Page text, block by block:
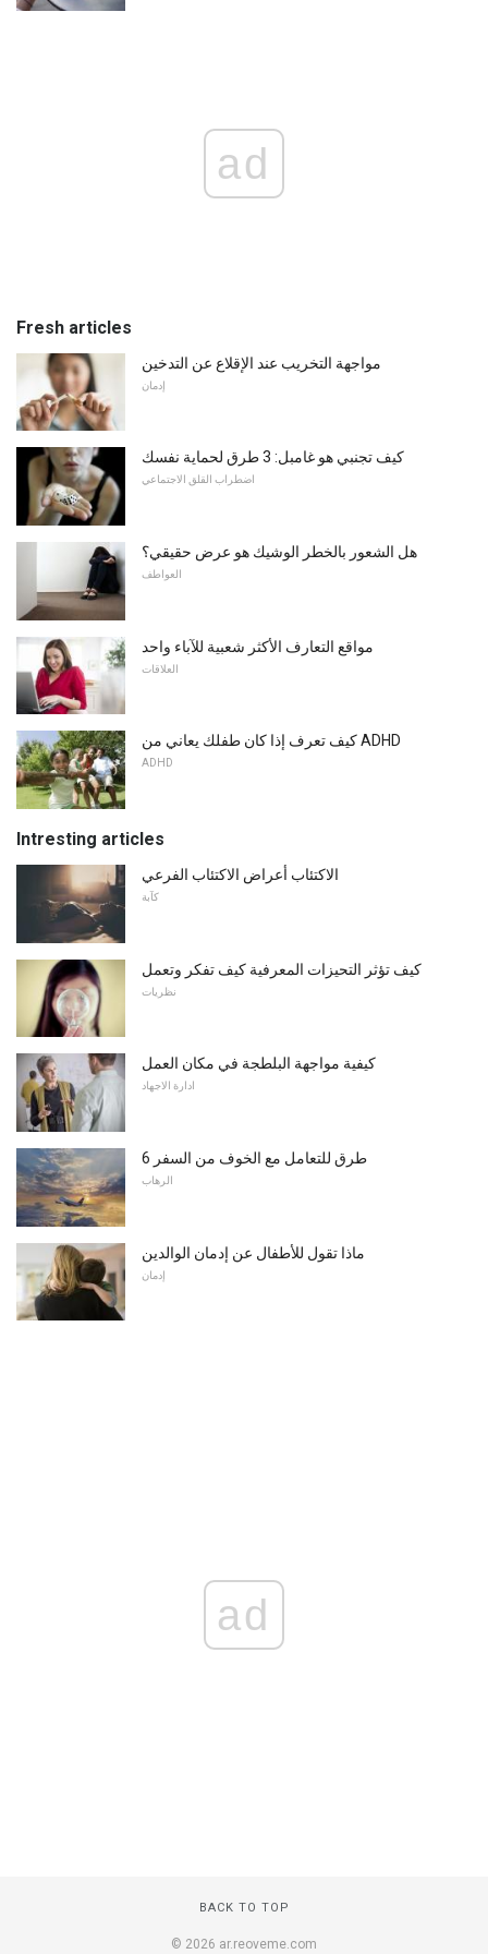
ad
Fresh articles
مواجهة التخريب عند الإقلاع عن التدخين
إدمان
كيف تجنبي هو غامبل: 3 طرق لحماية نفسك
اضطراب القلق الاجتماعي
هل الشعور بالخطر الوشيك هو عرض حقيقي؟
العواطف
مواقع التعارف الأكثر شعبية للآباء واحد
العلاقات
كيف تعرف إذا كان طفلك يعاني من ADHD
ADHD
Intresting articles
الاكتئاب أعراض الاكتئاب الفرعي
كآبة
كيف تؤثر التحيزات المعرفية كيف تفكر وتعمل
نظريات
كيفية مواجهة البلطجة في مكان العمل
ادارة الاجهاد
6 طرق للتعامل مع الخوف من السفر
الرهاب
ماذا تقول للأطفال عن إدمان الوالدين
إدمان
ad
BACK TO TOP
© 2026 ar.reoveme.com